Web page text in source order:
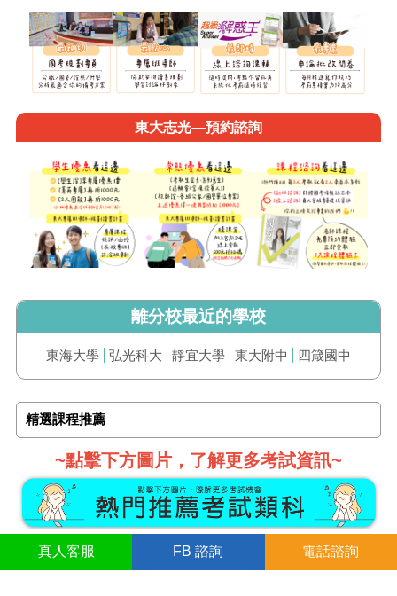
真人 客服 FB 諮詢 電話諮詢
東大志光—預約諮詢
離分校最近的學校
東海大學 弘光科大 靜宜大學 東大附中 四箴國中
精選課程推薦
~點擊下方圖片，了解更多考試資訊~